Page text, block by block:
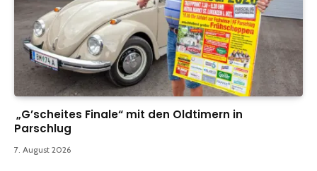
„G’scheites Finale“ mit den Oldtimern in
Parschlug
7. August 2026